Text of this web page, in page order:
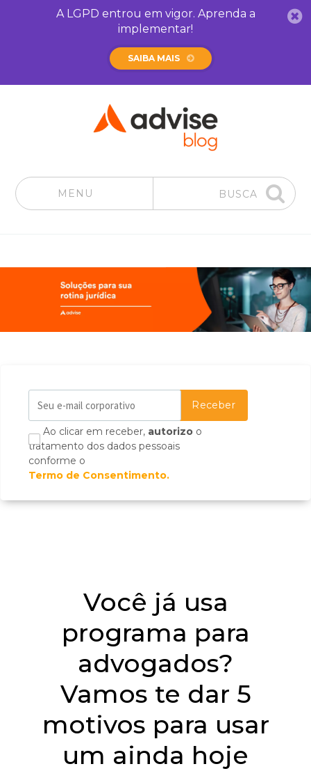
A LGPD entrou em vigor. Aprenda a
implementar!
SAIBA MAIS
MENU BUSCA
Ao clicar em receber, autorizo o
tratamento dos dados pessoais
conforme o
Termo de Consentimento.
Você já usa
programa para
advogados?
Vamos te dar 5
motivos para usar
um ainda hoje